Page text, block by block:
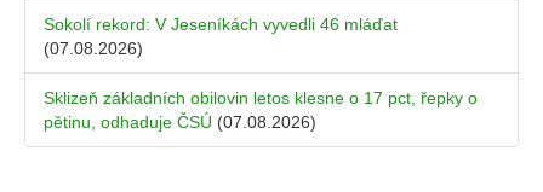
Sokolí rekord: V Jeseníkách vyvedli 46 mláďat
(07.08.2026)
Sklizeň základních obilovin letos klesne o 17 pct, řepky o
pětinu, odhaduje ČSÚ (07.08.2026)